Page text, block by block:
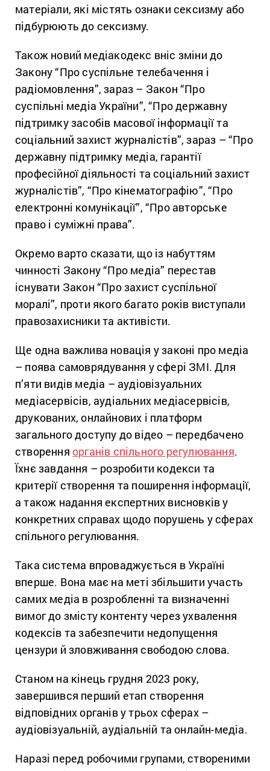
матеріали, які містять ознаки сексизму або
підбурюють до cексизму.
Також новий медіакодекс вніс зміни до
Закону “Про суспільне телебачення і
радіомовлення”, зараз – Закон “Про
суспільні медіа України”, “Про державну
підтримку засобів масової інформації та
соціальний захист журналістів”, зараз – “Про
державну підтримку медіа, гарантії
професійної діяльності та соціальний захист
журналістів”, “Про кінематографію”, “Про
електронні комунікації”, “Про авторське
право і суміжні права”.
Окремо варто сказати, що із набуттям
чинності Закону “Про медіа” перестав
існувати Закон “Про захист суспільної
моралі”, проти якого багато років виступали
правозахисники та активісти.
Ще одна важлива новація у законі про медіа
– поява самоврядування у сфері ЗМІ. Для
п’яти видів медіа – аудіовізуальних
медіасервісів, аудіальних медіасервісів,
друкованих, онлайнових і платформ
загального доступу до відео – передбачено
створення органів спільного регулювання.
Їхнє завдання – розробити кодекси та
критерії створення та поширення інформації,
а також надання експертних висновків у
конкретних справах щодо порушень у сферах
спільного регулювання.
Така система впроваджується в Україні
вперше. Вона має на меті збільшити участь
самих медіа в розробленні та визначенні
вимог до змісту контенту через ухвалення
кодексів та забезпечити недопущення
цензури й зловживання свободою слова.
Станом на кінець грудня 2023 року,
завершився перший етап створення
відповідних органів у трьох сферах –
аудіовізуальній, аудіальній та онлайн-медіа.
Наразі перед робочими групами, створеними